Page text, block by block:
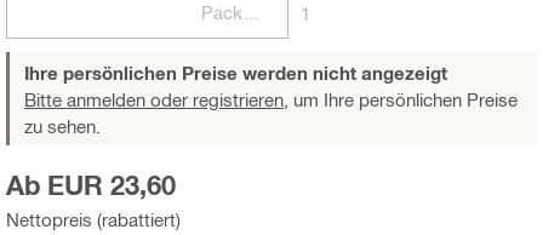
1
Ihre persönlichen Preise werden nicht angezeigt
Bitte anmelden oder registrieren, um Ihre persönlichen Preise
zu sehen.
Nettopreis (rabattiert)
Ab EUR 23,60